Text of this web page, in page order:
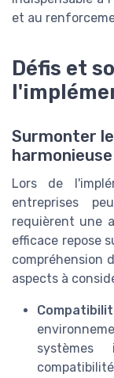
et au
Défis et
Surmonter
harmonieuse
Lors de
entreprises
requièrent une
efficace repose
compréhension
aspects à
systèmes